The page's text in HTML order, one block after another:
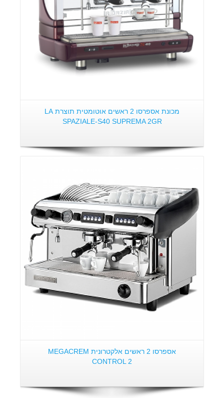
מכונת אספרסו 2 ראשים אוטומטית תוצרת LA
SPAZIALE-S40 SUPREMA 2GR
אספרסו 2 ראשים אלקטרונית MEGACREM
CONTROL 2